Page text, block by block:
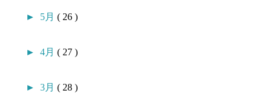
► 5月( 26 )
►4月( 27 )
►3月( 28 )